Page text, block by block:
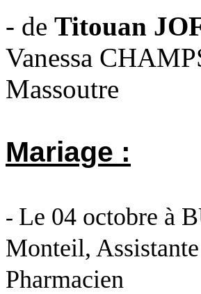
- de Titouan
Vanessa
Massoutre
Mariage :
- Le 04 octobre à
Monteil,
Pharmacien